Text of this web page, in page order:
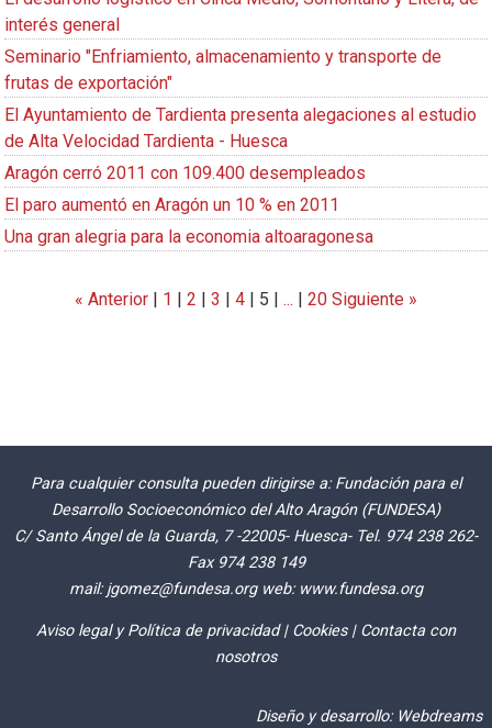
interés general
Seminario "Enfriamiento, almacenamiento y transporte de
frutas de exportación"
El Ayuntamiento de Tardienta presenta alegaciones al estudio
de Alta Velocidad Tardienta - Huesca
Aragón cerró 2011 con 109.400 desempleados
El paro aumentó en Aragón un 10 % en 2011
Una gran alegria para la economia altoaragonesa
« Anterior | 1 | 2 | 3 | 4 | 5 | ... | 20 Siguiente »
Para cualquier consulta pueden dirigirse a: Fundación para el
Desarrollo Socioeconómico del Alto Aragón (FUNDESA)
C/ Santo Ángel de la Guarda, 7 -22005- Huesca- Tel. 974 238 262-
Fax 974 238 149
mail:jgomez@fundesa.orgweb: www.fundesa.org
Aviso legal y Política de privacidad| Cookies| Contacta con
nosotros
Diseño y desarrollo: Webdreams